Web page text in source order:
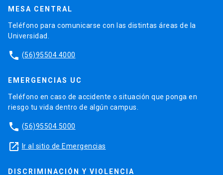
MESA CENTRAL
Teléfono para comunicarse con las distintas áreas de la
Universidad.
phone (56)95504 4000
EMERGENCIAS UC
Teléfono en caso de accidente o situación que ponga en
riesgo tu vida dentro de algún campus.
phone (56)95504 5000
launch Ir al sitio de Emergencias
DISCRIMINACIÓN Y VIOLENCIA